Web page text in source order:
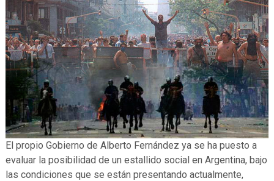
El propio Gobierno de Alberto Fernández ya se ha puesto a
evaluar la posibilidad de un estallido social en Argentina, bajo
las condiciones que se están presentando actualmente,